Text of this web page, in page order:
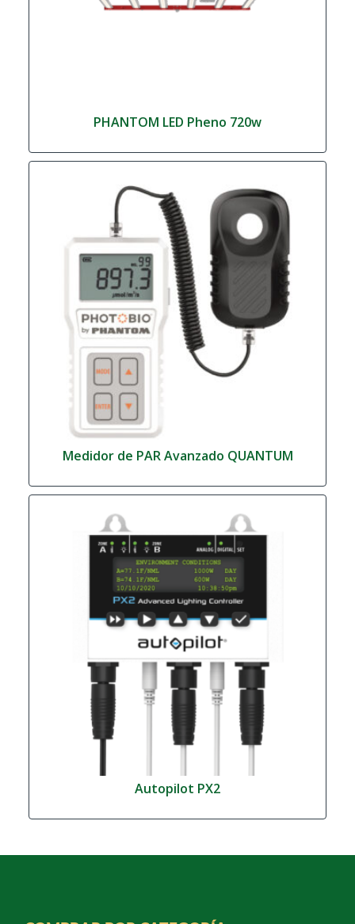
PHANTOM LED Pheno 720w
Medidor de PAR Avanzado QUANTUM
Autopilot PX2